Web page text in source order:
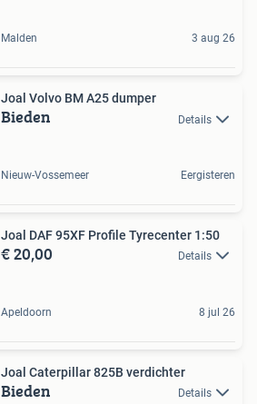
Malden 3 aug 26
Joal Volvo BM A25 dumper
Bieden Details
Nieuw-Vossemeer Eergisteren
Joal DAF 95XF Profile Tyrecenter 1:50
€ 20,00 Details
Apeldoorn 8 jul 26
Joal Caterpillar 825B verdichter
Bieden Details